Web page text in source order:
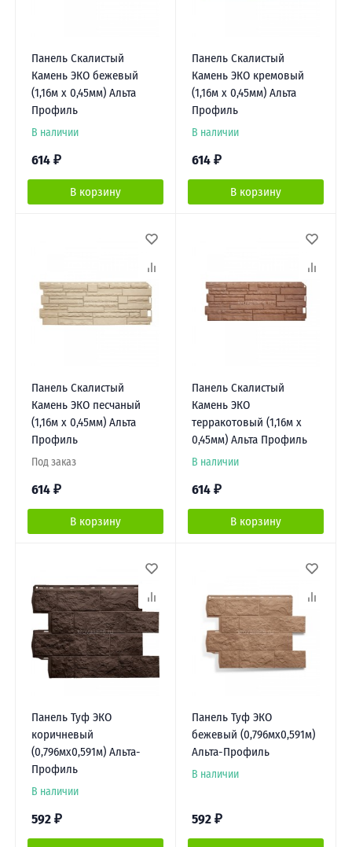
Панель Скалистый
Камень ЭКО бежевый
(1,16м х 0,45мм) Альта
Профиль
В наличии
614 ₽
В корзину
Панель Скалистый
Камень ЭКО кремовый
(1,16м х 0,45мм) Альта
Профиль
В наличии
614 ₽
В корзину
Панель Скалистый
Камень ЭКО песчаный
(1,16м х 0,45мм) Альта
Профиль
Под заказ
614 ₽
В корзину
Панель Скалистый
Камень ЭКО
терракотовый (1,16м х
0,45мм) Альта Профиль
В наличии
614 ₽
В корзину
Панель Туф ЭКО
коричневый
(0,796мх0,591м) Альта-
Профиль
В наличии
592 ₽
Панель Туф ЭКО
бежевый (0,796мх0,591м)
Альта-Профиль
В наличии
592 ₽